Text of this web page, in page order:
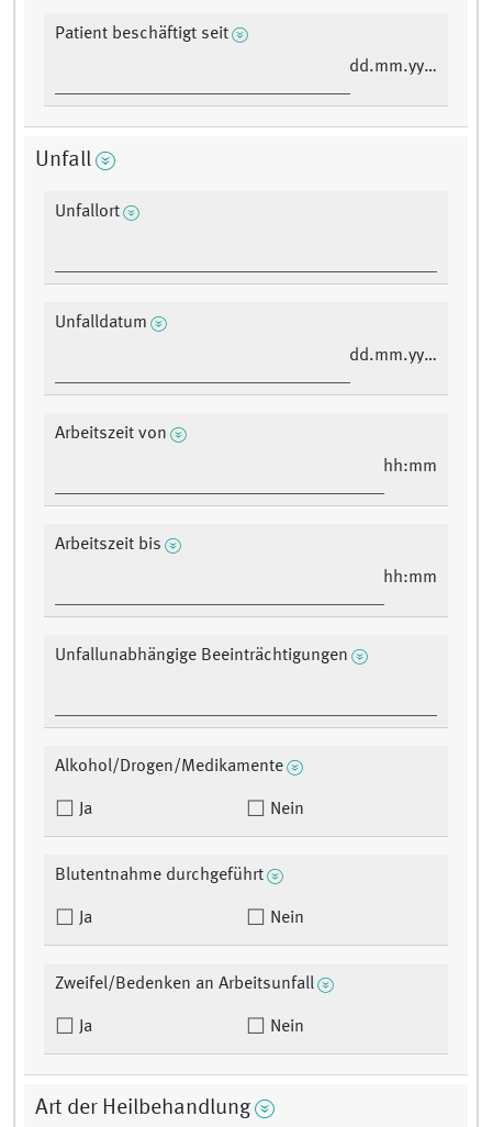
Patient beschäftigt seit
dd.mm.yyyy
Unfall
Unfallort
Unfalldatum
dd.mm.yyyy
Arbeitszeit von
hh:mm
Arbeitszeit bis
hh:mm
Unfallunabhängige Beeinträchtigungen
Alkohol/Drogen/Medikamente
Ja Nein
Blutentnahme durchgeführt
Ja Nein
Zweifel/Bedenken an Arbeitsunfall
Ja Nein
Art der Heilbehandlung